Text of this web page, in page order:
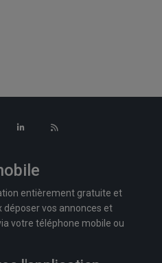
entièrement gratuite et
vos annonces et
votre téléphone mobile ou